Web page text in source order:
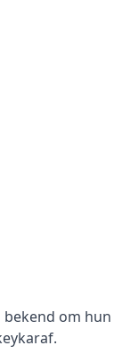
bekend om hun